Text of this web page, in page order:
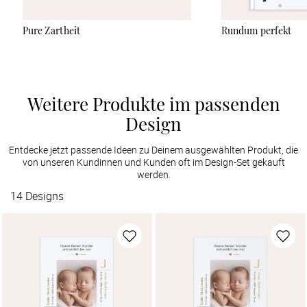
Pure Zartheit Rundum perfekt
Weitere Produkte im passenden
Design
Entdecke jetzt passende Ideen zu Deinem ausgewählten Produkt, die
von unseren Kundinnen und Kunden oft im Design-Set gekauft
werden.
14 Designs